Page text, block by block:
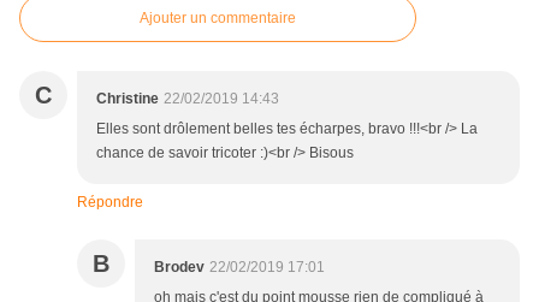
Ajouter un commentaire
C Christine 22/02/2019 14:43
Elles sont drôlement belles tes écharpes, bravo !!!<br /> La
chance de savoir tricoter :)<br /> Bisous
Répondre
B Brodev 22/02/2019 17:01
oh mais c'est du point mousse rien de compliqué à